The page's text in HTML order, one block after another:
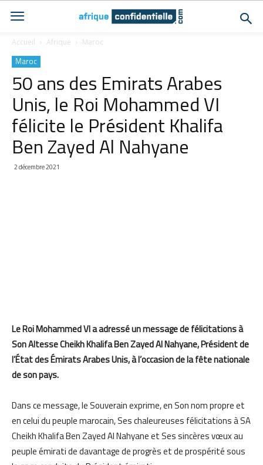
Accueil Afrique Maroc
Maroc
50 ans des Emirats Arabes
Unis, le Roi Mohammed VI
félicite le Président Khalifa
Ben Zayed Al Nahyane
2 décembre 2021
Le Roi Mohammed VI a adressé un message de félicitations à
Son Altesse Cheikh Khalifa Ben Zayed Al Nahyane, Président de
l’État des Émirats Arabes Unis, à l’occasion de la fête nationale
de son pays.
Dans ce message, le Souverain exprime, en Son nom propre et
en celui du peuple marocain, Ses chaleureuses félicitations à SA
Cheikh Khalifa Ben Zayed Al Nahyane et Ses sincères vœux au
peuple émirati de davantage de progrès et de prospérité sous